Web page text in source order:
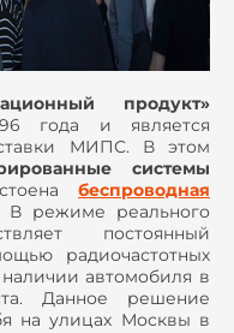
продукт»
года и является
МИПС. В этом
системы
беспроводная
В режиме реального
постоянный
радиочастотных
автомобиля в
Данное решение
на улицах Москвы в